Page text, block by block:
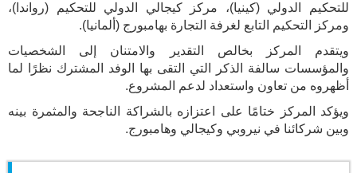
للتحكيم الدولي (كينيا)، مركز كيجالي الدولي للتحكيم (رواندا)،
ومركز التحكيم التابع لغرفة التجارة بهامبورج (ألمانيا).
ويتقدم المركز بخالص التقدير والامتنان إلى الشخصيات
والمؤسسات سالفة الذكر التي التقى بها الوفد المشترك نظرًا لما
أظهروه من تعاون واستعداد لدعم المشروع.
ويؤكد المركز ختامًا على اعتزازه بالشراكة الناجحة والمثمرة بينه
وبين شركائنا في نيروبي وكيجالي وهامبورج.